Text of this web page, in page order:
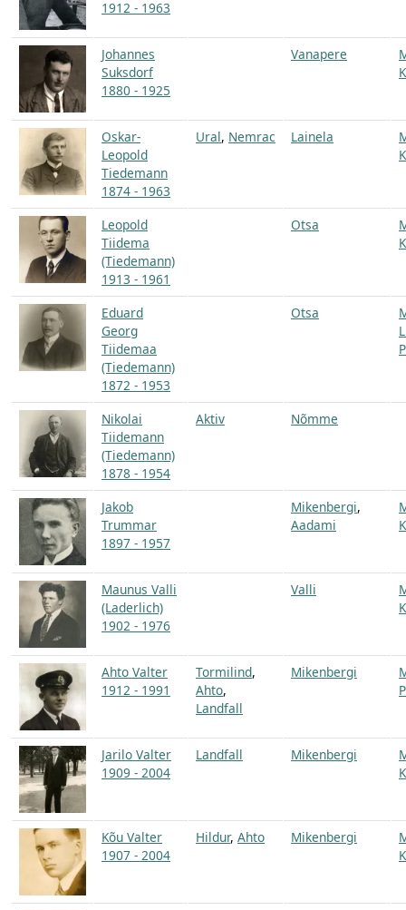
1912 - 1963
Johannes
Suksdorf
1880 - 1925
Vanapere
Oskar-
Leopold
Tiedemann
1874 - 1963
Ural, Nemrac Lainela
Leopold
Tiidema
(Tiedemann)
1913 - 1961
Otsa
Eduard
Georg
Tiidemaa
(Tiedemann)
1872 - 1953
Otsa
Nikolai
Tiidemann
(Tiedemann)
1878 - 1954
Aktiv Nõmme
Jakob
Trummar
1897 - 1957
Mikenbergi,
Aadami
Maunus Valli
(Laderlich)
1902 - 1976
Valli
Ahto Valter
1912 - 1991
Tormilind,
Ahto,
Landfall
Mikenbergi
Jarilo Valter
1909 - 2004
Landfall Mikenbergi
Kõu Valter
1907 - 2004
Hildur, Ahto Mikenbergi